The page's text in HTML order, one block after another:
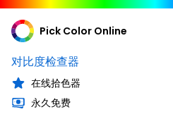
Pick Color Online
对比度检查器
在线拾色器
永久免费